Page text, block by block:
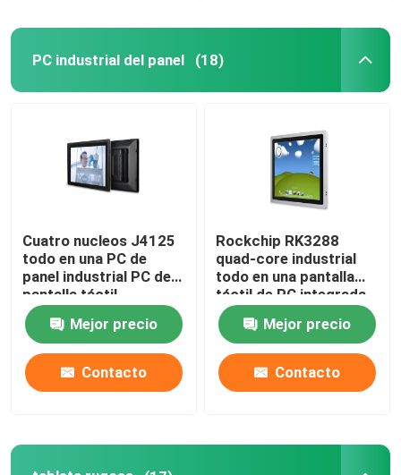
PC industrial del panel (18)
Cuatro nucleos J4125
todo en una PC de
panel industrial PC de
pantalla táctil
integrada de 15
pulgadasMejor precio
Contacto
Rockchip RK3288
quad-core industrial
todo en una pantalla
táctil de PC integrada
2 COM 15 pulgadas
Mejor precio
Contacto